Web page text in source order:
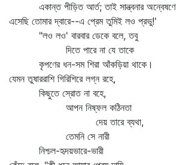
একান্ত পীড়িত আর্ত; তাই সান্ত্বনার অন্বেষণে
এসেছি তোমার দ্বারে--এ প্রেম তুমিই লও প্রভু!'
"লও লও' বারবার ডেকে বলে, তবু
দিতে পারে না যে তাকে
কৃপণের ধন-সম শিরা আঁকড়িয়া থাকে।
যেমন তুষাররাশি গিরিশিরে লগ্ন রহে,
কিছুতে স্রোত না বহে,
আপন নিষ্ফল কঠিনতা
দেয় তারে ব্যথা,
তেমনি সে নারী
নিশ্চল-হৃদয়ভারে-ভারী